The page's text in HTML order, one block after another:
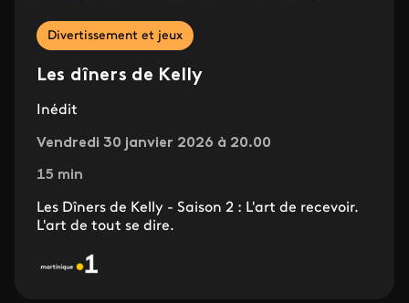
Divertissement et jeux
Les dîners de Kelly
Inédit
Vendredi 30 janvier 2026 à 20.00
15 min
Les Dîners de Kelly - Saison 2 : L'art de recevoir.
L'art de tout se dire.